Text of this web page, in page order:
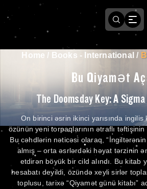
Home / Books - International /
Bu Qiyamət
The Doomsday Key: A
On birinci əsrin ikinci yarısında ingilis
özünün yeni torpaqlarının ətraflı təftişinin
Bu cəhdlərin nəticəsi olaraq, “İngiltərənin
almış – orta əsrlərdəki həyat tərzinin
etdirən böyük bir cild alındı. Bu kitab
hesabatı deyildi, özündə xeyli sirlər
toplusu, tarixə “Qiyamət günü kitabı”